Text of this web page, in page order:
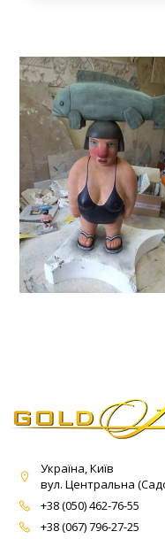
Україна, Київ
вул. Центральна
+38 (050) 462-76-55
+38 (067) 796-27-25